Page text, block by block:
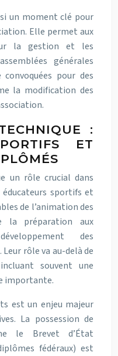
un moment clé pour
Elle permet aux
la gestion et les
générales
pour des
la modification des
:
ET
un rôle crucial dans
sportifs et
de l’animation des
la préparation aux
des
rôle va au-delà de
souvent une
importante.
est un enjeu majeur
La possession de
le Brevet d’État
fédéraux) est